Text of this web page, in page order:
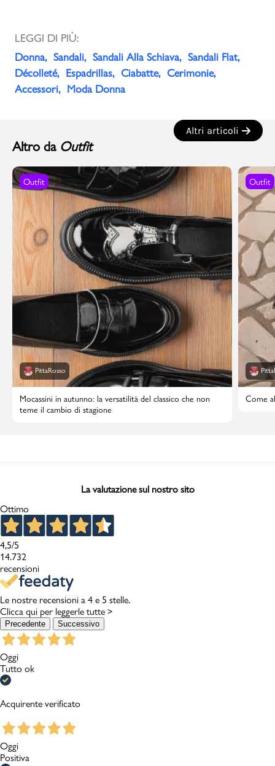
LEGGI DI PIÙ:
Donna
Sandali Sandali Alla Schiava
Sandali Flat
Décolleté
Espadrillas Ciabatte
Cerimonie
Accessori
Moda Donna
Altro da Outfit
Altri articoli
Outfit
PittaRosso
Mocassini in autunno: la versatilità del classico che non
teme il cambio di stagione
Outfit
Come
La valutazione sul nostro sito
Ottimo
4,5/5
14.732
recensioni
Le nostre recensioni a 4 e 5 stelle.
Clicca qui per leggerle tutte >
Precedente Successivo
Oggi
Tutto ok
Acquirente verificato
Oggi
Positiva